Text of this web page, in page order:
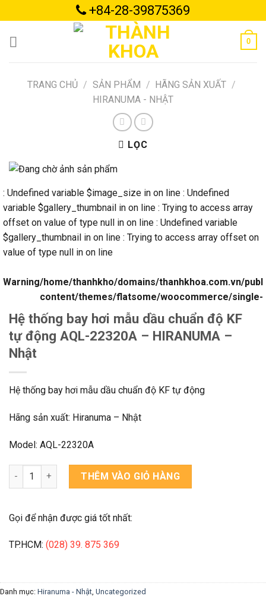
to
content
+84-28-39875369
0
TRANG CHỦ / SẢN PHẨM / HÃNG SẢN XUẤT /
HIRANUMA - NHẬT
LỌC
: Undefined variable $image_size in on line : Undefined
variable $gallery_thumbnail in on line : Trying to access array
offset on value of type null in on line : Undefined variable
$gallery_thumbnail in on line : Trying to access array offset on
value of type null in on line
Warning/home/thanhkho/domains/thanhkhoa.com.vn/
content/themes/flatsome/woocommerce/single-
product/product-gallery-thumbnails.php
Hệ thống bay hơi mẫu dầu chuẩn độ KF
tự động AQL-22320A – HIRANUMA –
Nhật
Hệ thống bay hơi mẫu dầu chuẩn độ KF tự động
Hãng sản xuất: Hiranuma – Nhật
Model: AQL-22320A
Hệ thống bay hơi mẫu dầu chuẩn độ KF tự động AQL-22320A -
THÊM VÀO GIỎ HÀNG
Gọi để nhận được giá tốt nhất:
TP.HCM: (028) 39. 875 369
Danh mục: Hiranuma - Nhật, Uncategorized